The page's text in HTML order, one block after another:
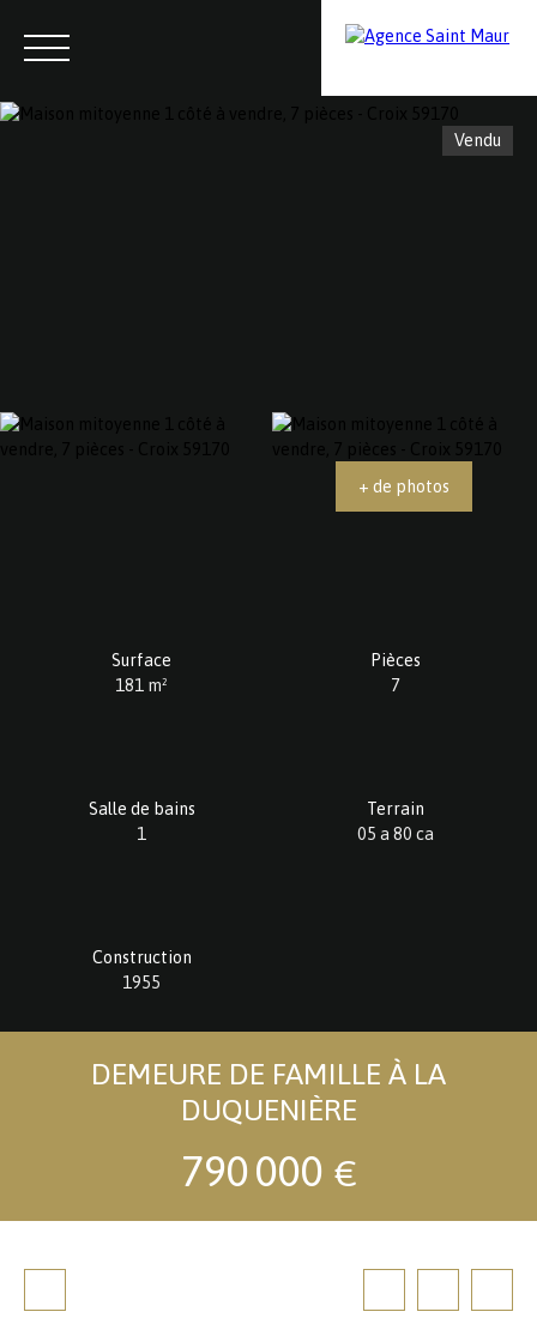
Vendu
+ de photos
Surface
181 m²
Pièces
7
Salle de bains
1
Terrain
05 a 80 ca
Construction
1955
DEMEURE DE FAMILLE À LA
DUQUENIÈRE
790 000 €